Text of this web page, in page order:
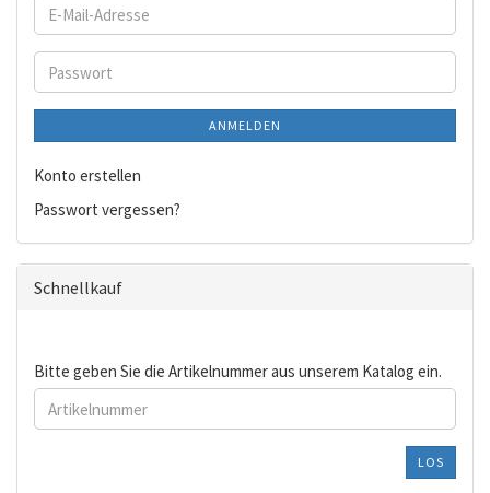
E-
Mail-
Passwort
ANMELDEN
Konto erstellen
Passwort vergessen?
Schnellkauf
BITTE
GEBEN
SIE
Bitte geben Sie die Artikelnummer aus unserem Katalog ein.
LOS